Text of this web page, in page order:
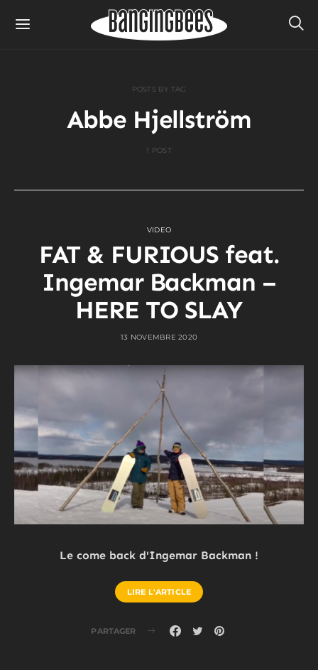
POSTS BY TAG
Abbe Hjellström
1 POST
VIDEO
FAT & FURIOUS feat.
Ingemar Backman –
HERE TO SLAY
13 NOVEMBRE 2020
Le come back d'Ingemar Backman !
LIRE L'ARTICLE
PARTAGER